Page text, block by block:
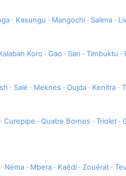
· Kasungu · Mangochi · Salima ·
Koro · Gao · San · Timbuktu ·
· Salé · Meknes · Oujda · Kenitra ·
· Curepipe · Quatre Bornes · Triolet ·
· Néma · Mbera · Kaédi · Zouérat ·